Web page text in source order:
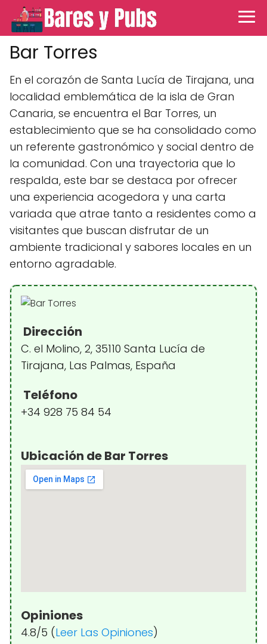
Bar Torres
En el corazón de Santa Lucía de Tirajana, una
localidad emblemática de la isla de Gran
Canaria, se encuentra el Bar Torres, un
establecimiento que se ha consolidado como
un referente gastronómico y social dentro de
la comunidad. Con una trayectoria que lo
respalda, este bar se destaca por ofrecer
una experiencia acogedora y una carta
variada que atrae tanto a residentes como a
visitantes que buscan disfrutar de un
ambiente tradicional y sabores locales en un
entorno agradable.
Dirección
C. el Molino, 2, 35110 Santa Lucía de
Tirajana, Las Palmas, España
Teléfono
+34 928 75 84 54
Ubicación de Bar Torres
Opiniones
4.8/5 (Leer Las Opiniones)